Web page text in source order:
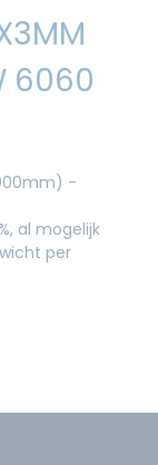
6060
-
al mogelijk
per